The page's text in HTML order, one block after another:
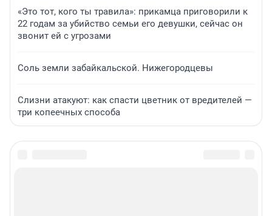
«Это тот, кого ты травила»: прикамца приговорили к
22 годам за убийство семьи его девушки, сейчас он
звонит ей с угрозами
Соль земли забайкальской. Нижегородцевы
Слизни атакуют: как спасти цветник от вредителей —
три копеечных способа